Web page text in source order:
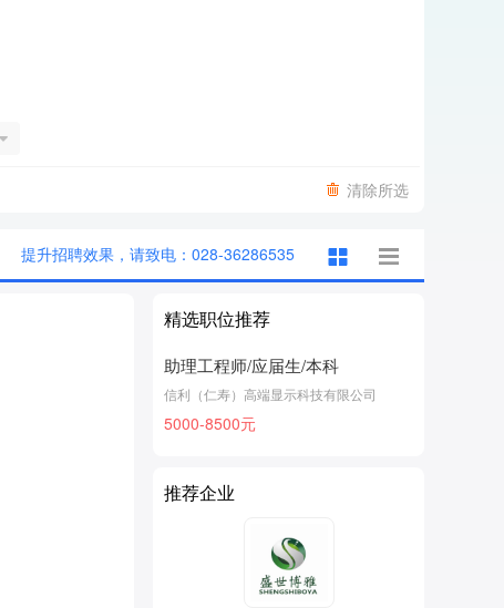
清除所选
提升招聘效果，请致电：028-36286535
精选职位推荐
助理工程师/应届生/本科
信利（仁寿）高端显示科技有限公司
5000-8500元
推荐企业